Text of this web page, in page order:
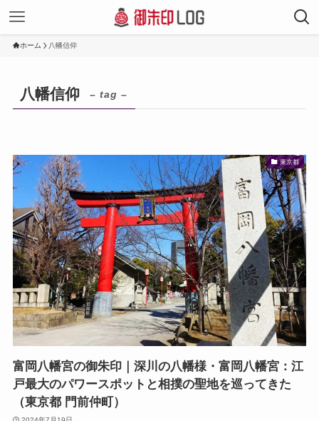
ホーム 八幡信仰
八幡信仰 – tag –
東京都
富岡八幡宮の御朱印｜深川の八幡様・富岡八幡宮：江
戸最大のパワースポットと相撲の聖地を巡ってきた
（東京都 門前仲町）